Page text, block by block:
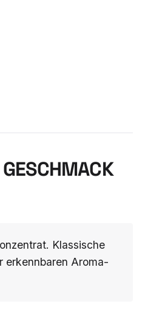
F
Klassische
erkennbaren Aroma-